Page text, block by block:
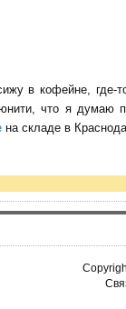
в кофейне,
что я
на складе в